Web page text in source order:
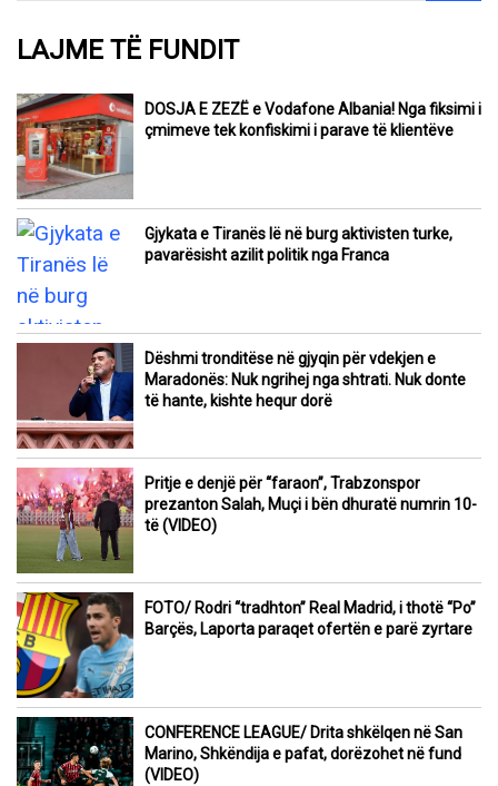
LAJME TË FUNDIT
DOSJA E ZEZË e Vodafone Albania! Nga fiksimi i
çmimeve tek konfiskimi i parave të klientëve
Gjykata e Tiranës lë në burg aktivisten turke,
pavarësisht azilit politik nga Franca
Dëshmi tronditëse në gjyqin për vdekjen e
Maradonës: Nuk ngrihej nga shtrati. Nuk donte
të hante, kishte hequr dorë
Pritje e denjë për “faraon”, Trabzonspor
prezanton Salah, Muçi i bën dhuratë numrin 10-
të (VIDEO)
FOTO/ Rodri “tradhton” Real Madrid, i thotë “Po”
Barçës, Laporta paraqet ofertën e parë zyrtare
CONFERENCE LEAGUE/ Drita shkëlqen në San
Marino, Shkëndija e pafat, dorëzohet në fund
(VIDEO)